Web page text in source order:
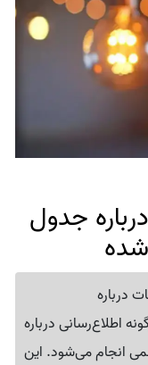
جدول
درباره
اطلاع‌رسانی درباره
انجام می‌شود. این